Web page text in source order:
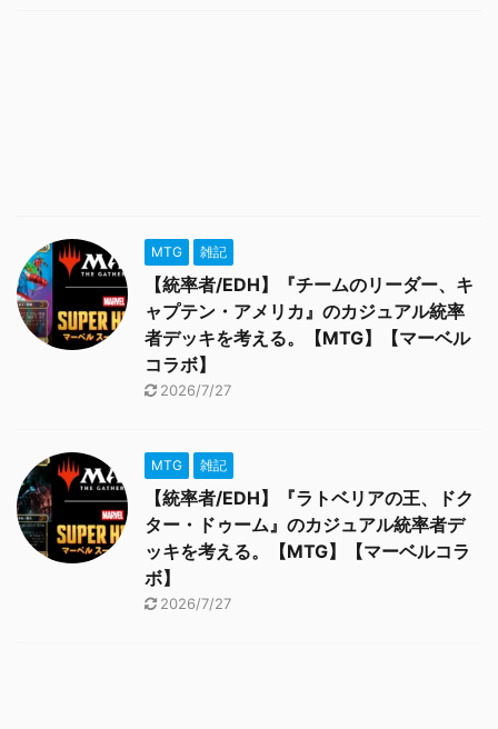
MTG 雑記
【統率者/EDH】『チームのリーダー、キ
ャプテン・アメリカ』のカジュアル統率
者デッキを考える。【MTG】【マーベル
コラボ】
2026/7/27
MTG 雑記
【統率者/EDH】『ラトベリアの王、ドク
ター・ドゥーム』のカジュアル統率者デ
ッキを考える。【MTG】【マーベルコラ
ボ】
2026/7/27